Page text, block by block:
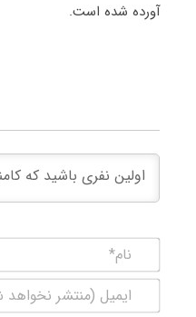
آورده شده است.